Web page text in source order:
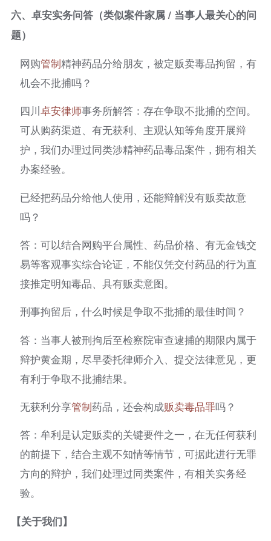
六、卓安实务问答（类似案件家属 / 当事人最关心的问
题）
网购管制精神药品分给朋友，被定贩卖毒品拘留，有
机会不批捕吗？
四川卓安律师事务所解答：存在争取不批捕的空间。
可从购药渠道、有无获利、主观认知等角度开展辩
护，我们办理过同类涉精神药品毒品案件，拥有相关
办案经验。
已经把药品分给他人使用，还能辩解没有贩卖故意
吗？
答：可以结合网购平台属性、药品价格、有无金钱交
易等客观事实综合论证，不能仅凭交付药品的行为直
接推定明知毒品、具有贩卖意图。
刑事拘留后，什么时候是争取不批捕的最佳时间？
答：当事人被刑拘后至检察院审查逮捕的期限内属于
辩护黄金期，尽早委托律师介入、提交法律意见，更
有利于争取不批捕结果。
无获利分享管制药品，还会构成贩卖毒品罪吗？
答：牟利是认定贩卖的关键要件之一，在无任何获利
的前提下，结合主观不知情等情节，可据此进行无罪
方向的辩护，我们处理过同类案件，有相关实务经
验。
【关于我们】